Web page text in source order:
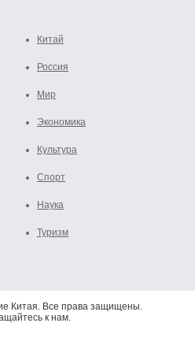
Китай
Россия
Мир
Экономика
Культура
Спорт
Наука
Туризм
Китая. Все права защищены.
к нам.